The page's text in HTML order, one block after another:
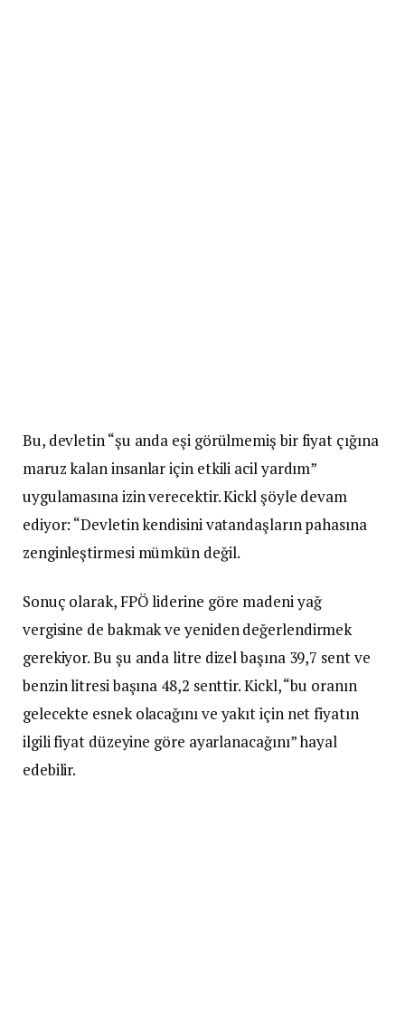
Bu, devletin “şu anda eşi görülmemiş bir fiyat çığına
maruz kalan insanlar için etkili acil yardım”
uygulamasına izin verecektir. Kickl şöyle devam
ediyor: “Devletin kendisini vatandaşların pahasına
zenginleştirmesi mümkün değil.
Sonuç olarak, FPÖ liderine göre madeni yağ
vergisine de bakmak ve yeniden değerlendirmek
gerekiyor. Bu şu anda litre dizel başına 39,7 sent ve
benzin litresi başına 48,2 senttir. Kickl, “bu oranın
gelecekte esnek olacağını ve yakıt için net fiyatın
ilgili fiyat düzeyine göre ayarlanacağını” hayal
edebilir.